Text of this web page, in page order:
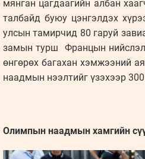
мянган цагдаагийн албан
талбайд буюу цэнгэлдэх
улсын тамирчид 80 гаруй
замын турш Францын нийслэл
өнгөрөх багахан хэмжээний
наадмын нээлтийг үзэхээр
Олимпын наадмын хамгийн